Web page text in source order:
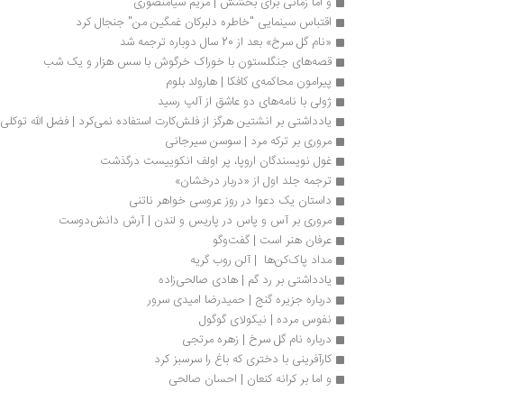
اقتباس سینمایی "خاطره دلبرکان غمگین من" جنجال کرد
«نام گل سرخ» بعد از 20 سال دوباره ترجمه شد
قصه‌های جنگلستون با خوراک خرگوش با سس هزار و یک شب
پیرامون محاکمه‌ی کافکا | هارولد بلوم
ژولی با نامه‌های دو عاشق از آلپ رسید
یادداشتی بر انشتین هرگز از فلش‌کارت استفاده نمی‌کرد | فضل الله توکلی
مروری بر ترکه مرد | سوسن سیرجانی
غول نویسندگان اروپا، پر اولف انکوییست درگذشت
ترجمه جلد اول از «دربار درخشان»
داستان یک دعوا در روز عروسی خواهر ناتنی
مروری بر آس و پاس در پاریس و لندن | آرش دانش‌دوست
عرفان هنر است | گفت‌وگو
مداد پاک‌کن‌ها  | آلن روب گریه
یادداشتی بر رد گم | هادی صالحی‌زاده
درباره جزیره گنج | حمیدرضا امیدی سرور
نفوس مرده | نیکولای گوگول
درباره نام گل سرخ | زهره مرتجی
کارآفرینی با دختری که باغ را سرسبز کرد
و اما بر کرانه کنعان | احسان صالحی